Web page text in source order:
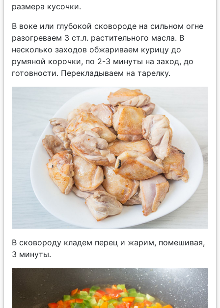
размера кусочки.
В воке или глубокой сковороде на сильном огне
разогреваем 3 ст.л. растительного масла. В
несколько заходов обжариваем курицу до
румяной корочки, по 2-3 минуты на заход, до
готовности. Перекладываем на тарелку.
В сковороду кладем перец и жарим, помешивая,
3 минуты.